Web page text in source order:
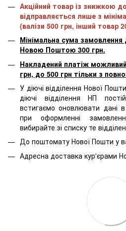
Акційний товар із знижкою
відправляється лише з
(валізи 500 грн, інший товар
Мінімальна сума замовлення
Новою Поштою 300 грн.
Накладений платіж
грн, до 500 грн тільки з
У діючі відділення Нової
діючі відділення НП
встигаємо оновлювати дані
при оформленні
вибирайте зі списку те
До поштомату Нової Пошти у
Адресна доставка кур'єрами